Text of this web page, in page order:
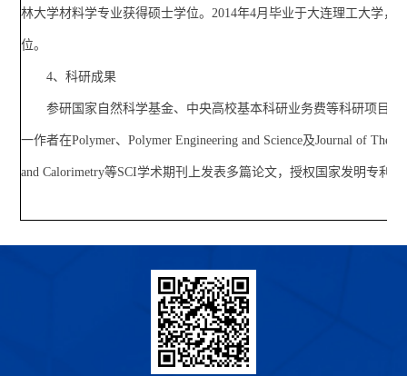
林大学材料学专业获得硕士学位。2014年4月毕业于大连理工大学，
位。
4、科研成果
参研国家自然科学基金、中央高校基本科研业务费等科研项目多
一作者在Polymer、Polymer Engineering and Science及Journal of
and Calorimetry等SCI学术期刊上发表多篇论文，授权国家发明专利